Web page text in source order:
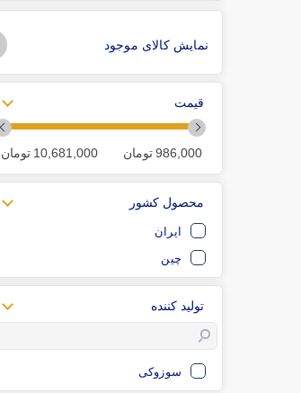
نمایش کالای موجود
قیمت
986,000تومان 10,681,000 تومان
محصول کشور
ایران
چین
تولید کننده
سوزوکی